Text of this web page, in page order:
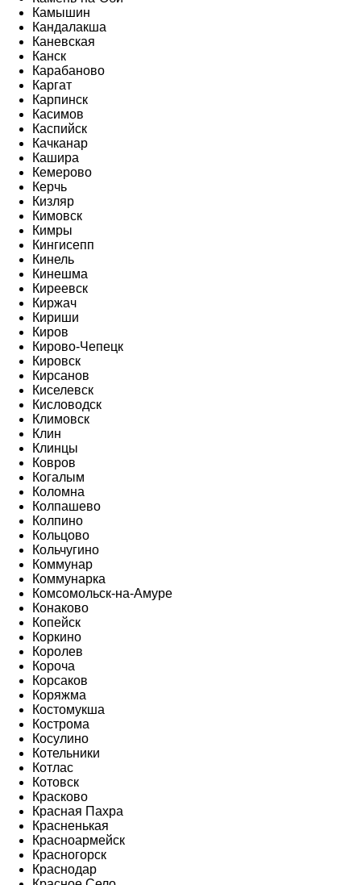
Камышин
Кандалакша
Каневская
Канск
Карабаново
Каргат
Карпинск
Касимов
Каспийск
Качканар
Кашира
Кемерово
Керчь
Кизляр
Кимовск
Кимры
Кингисепп
Кинель
Кинешма
Киреевск
Киржач
Кириши
Киров
Кирово-Чепецк
Кировск
Кирсанов
Киселевск
Кисловодск
Климовск
Клин
Клинцы
Ковров
Когалым
Коломна
Колпашево
Колпино
Кольцово
Кольчугино
Коммунар
Коммунарка
Комсомольск-на-Амуре
Конаково
Копейск
Коркино
Королев
Короча
Корсаков
Коряжма
Костомукша
Кострома
Косулино
Котельники
Котлас
Котовск
Красково
Красная Пахра
Красненькая
Красноармейск
Красногорск
Краснодар